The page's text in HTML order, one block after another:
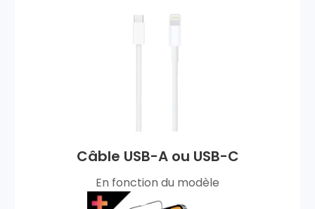
Câble USB-A ou USB-C
En fonction du modèle